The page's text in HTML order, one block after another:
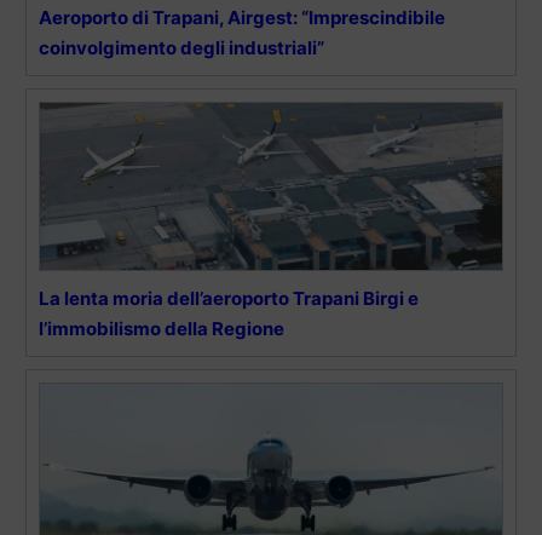
Aeroporto di Trapani, Airgest: “Imprescindibile
coinvolgimento degli industriali”
La lenta moria dell’aeroporto Trapani Birgi e
l’immobilismo della Regione